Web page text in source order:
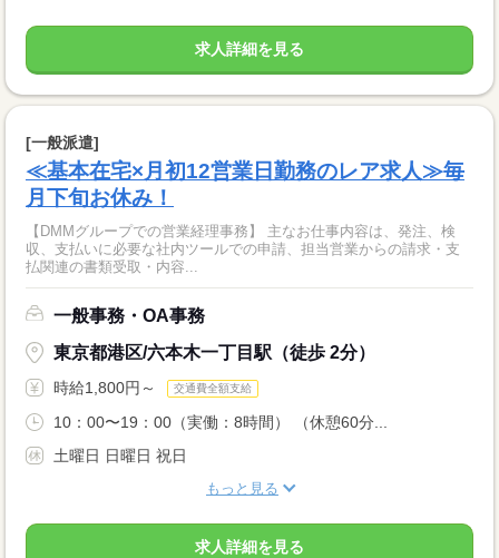
求人詳細を見る
[一般派遣]
≪基本在宅×月初12営業日勤務のレア求人≫毎
月下旬お休み！
【DMMグループでの営業経理事務】 主なお仕事内容は、発注、検
収、支払いに必要な社内ツールでの申請、担当営業からの請求・支
払関連の書類受取・内容...
一般事務・OA事務
東京都港区/六本木一丁目駅（徒歩 2分）
時給1,800円～ 交通費全額支給
10：00〜19：00（実働：8時間） （休憩60分...
土曜日 日曜日 祝日
もっと見る
求人詳細を見る